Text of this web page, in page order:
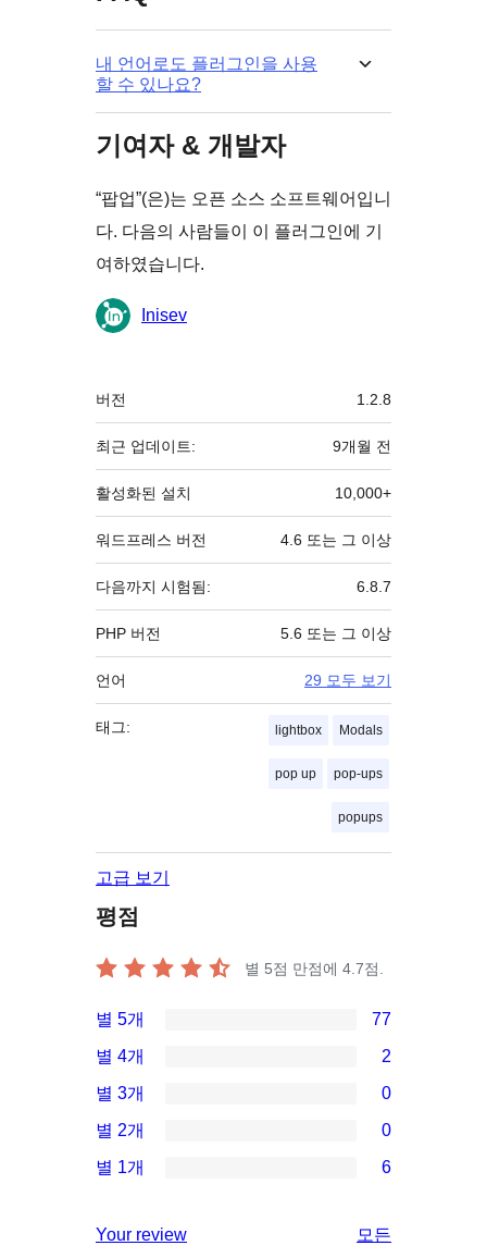
내 언어로도 플러그인을 사용
할 수 있나요?
기여자 & 개발자
“팝업”(은)는 오픈 소스 소프트웨어입니
다. 다음의 사람들이 이 플러그인에 기
여하였습니다.
기
Inisev
기
초
버전 1.2.8
최근 업데이트: 9개월 전
활성화된 설치 10,000+
워드프레스 버전 4.6 또는 그 이상
다음까지 시험됨: 6.8.7
PHP 버전 5.6 또는 그 이상
언어 29 모두 보기
태그: lightbox Modals
pop up pop-ups
popups
고급 보기
평점
별 5점 만점에 4.7점.
별
점
후
기
별 5개 77
별
점
후
별 4개 2
별
점
기
별 3개 0
별
후
별 2개 0
점
별 1개 6
Your review
모든